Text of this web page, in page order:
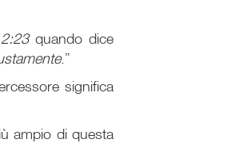
quando dice
.”
significa
ampio di questa